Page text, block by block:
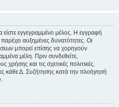
είστε εγγεγραμμένο μέλος. Η εγγραφή
αυξημένες δυνατότητες. Οι
μπορεί επίσης να χορηγούν
μέλη. Πριν συνδεθείτε,
χρήσης και τις σχετικές πολιτικές.
κάθε Δ. Συζήτησης κατά την πλοήγησή